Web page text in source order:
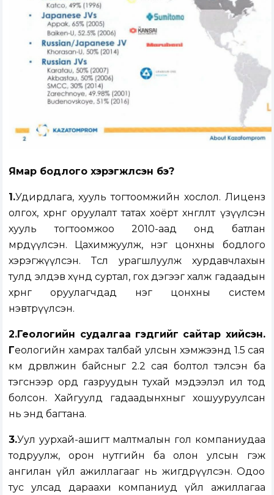
Ямар бодлого хэрэгжүүлсэн бэ?
1.Удирдлага, хууль тогтоомжийн хослол. Лиценз
олгох, хөрөнгө оруулалт татах хоёрт хөнгөлөлт үзүүлсэн
хууль тогтоомжоо 2010-аад онд батлан
мөрдүүлсэн. Цахимжуулж, нэг цонхны бодлого
хэрэгжүүлсэн. Төслөө урагшлуулж хурдавчлахын
тулд элдэв хүнд суртал, гох дэгээг халж гадаадын
хөрөнгө оруулагчдад нэг цонхны систем
нэвтрүүлсэн.
2.Геологийн судалгаа гэдгийг сайтар хийсэн.
Геологийн хамрах талбай улсын хэмжээнд 1.5 сая
км дөрвөлжин байсныг 2.2 сая болтол тэлсэн ба
тэгснээр орд газруудын тухай мэдээлэл ил тод
болсон. Хайгуулд гадаадынхныг хошууруулсан
нь энд багтана.
3.Уул уурхай-ашигт малтмалын гол компаниудаа
тодруулж, орон нутгийн ба олон улсын гэж
ангилан үйл ажиллагааг нь жигдрүүлсэн. Одоо
тус улсад дараахи компаниуд үйл ажиллагаа